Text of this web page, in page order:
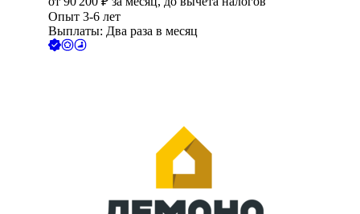
Опыт 3-6 лет
Выплаты: Два раза в месяц